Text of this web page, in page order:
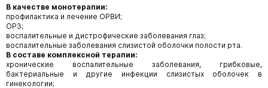
В качестве монотерапии:
профилактика и лечение ОРВИ;
ОРЗ;
воспалительные и дистрофические заболевания глаз;
воспалительные заболевания слизистой оболочки полости рта.
В составе комплексной терапии:
хронические воспалительные заболевания, грибковые,
бактериальные и другие инфекции слизистых оболочек в
гинекологии;